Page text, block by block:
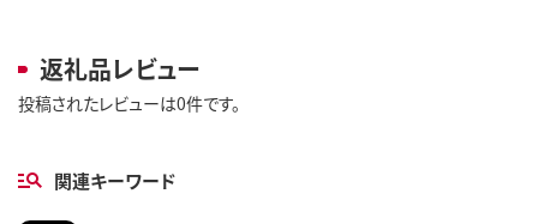
返礼品レビュー
投稿されたレビューは0件です。
関連キーワード